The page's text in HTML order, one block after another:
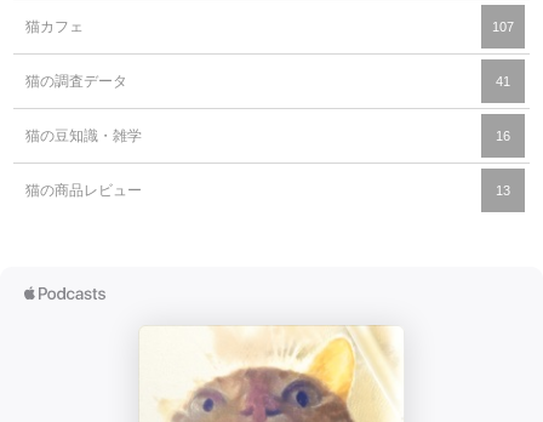
猫カフェ 107
猫の調査データ 41
猫の豆知識・雑学 16
猫の商品レビュー 13